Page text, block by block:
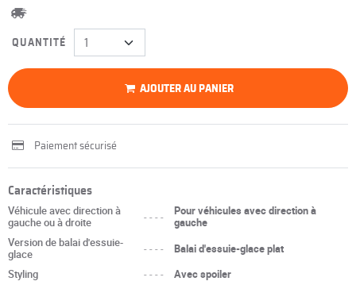
QUANTITÉ
AJOUTER AU PANIER
Paiement sécurisé
Caractéristiques
Véhicule avec direction à
gauche ou à droite
----
Pour véhicules avec direction à
gauche
Version de balai d'essuie-
glace
----
Balai d'essuie-glace plat
Styling
----
Avec spoiler